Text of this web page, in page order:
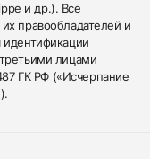
и др.). Все
правообладателей и
идентификации
лицами
ГК РФ («Исчерпание